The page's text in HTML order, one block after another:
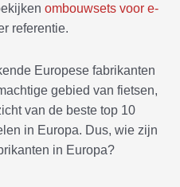
ombouwsets voor e-
referentie.
Europese fabrikanten
gebied van fietsen,
van de beste top 10
in Europa. Dus, wie zijn
in Europa?